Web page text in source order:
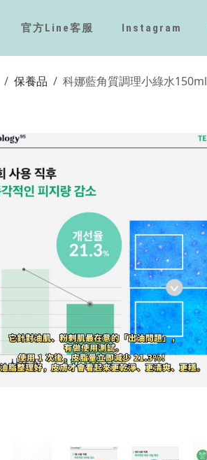
官方Line客服 Instagram
保養品 科娜藍角質調理小綠水150ml